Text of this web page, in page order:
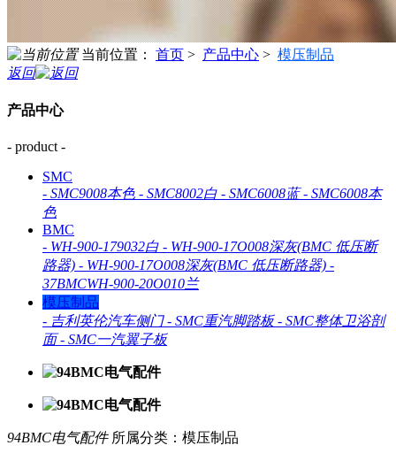
当前位置： 首页 > 产品中心 > 模压制品
返回
产品中心
- product -
SMC
- SMC9008本色 - SMC8002白 - SMC6008蓝 - SMC6008本
色
BMC
- WH-900-179032白 - WH-900-17O008深灰(BMC 低压断
路器) - WH-900-17O008深灰(BMC 低压断路器) -
37BMCWH-900-20O010兰
模压制品
- 吉利英伦汽车侧门 - SMC重汽脚踏板 - SMC整体卫浴剖
面 - SMC一汽翼子板
94BMC电气配件 所属分类：模压制品